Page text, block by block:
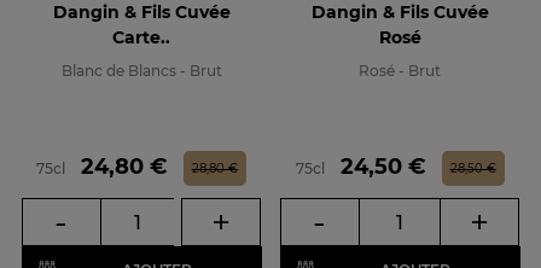
Dangin & Fils Cuvée
Carte..
Blanc de Blancs - Brut
75cl Prix
24,80 €Prix de base
28,80 €
- +
Dangin & Fils Cuvée
Rosé
Rosé - Brut
75cl Prix
24,50 €Prix de base
28,50 €
- +